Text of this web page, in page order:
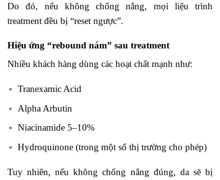
Do đó, nếu không chống nắng, mọi liệu trình
treatment đều bị “reset ngược”.
Hiệu ứng “rebound nám” sau treatment
Nhiều khách hàng dùng các hoạt chất mạnh như:
Tranexamic Acid
Alpha Arbutin
Niacinamide 5–10%
Hydroquinone (trong một số thị trường cho phép)
Tuy nhiên, nếu không chống nắng đúng, da sẽ bị